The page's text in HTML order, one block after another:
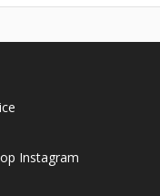
Instagram